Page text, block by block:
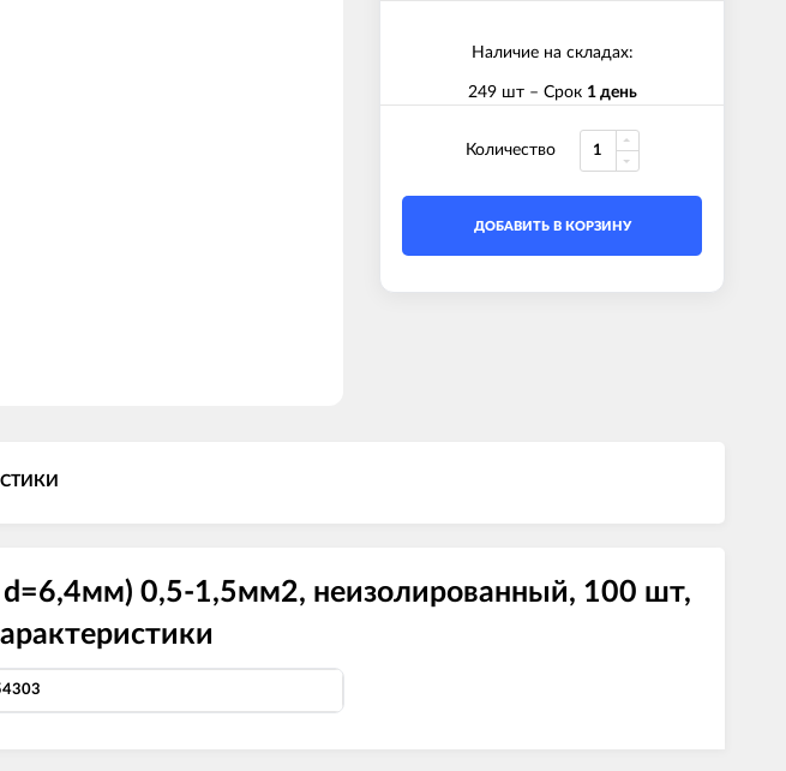
Наличие на складах:
249 шт– Срок 1 день
Количество
ДОБАВИТЬ В КОРЗИНУ
0,5-1,5мм2, неизолированный, 100 шт,